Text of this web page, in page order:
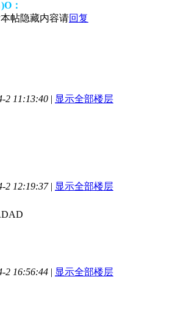
：
帖隐藏内容请回复
2 11:13:40 | 显示全部楼层
2 12:19:37 | 显示全部楼层
2 16:56:44 | 显示全部楼层